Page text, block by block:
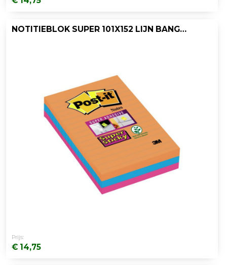
NOTITIEBLOK SUPER 101X152 LIJN BANGKOK/3
Prijs:
€ 14,75